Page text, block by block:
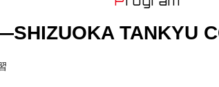
TANKYU